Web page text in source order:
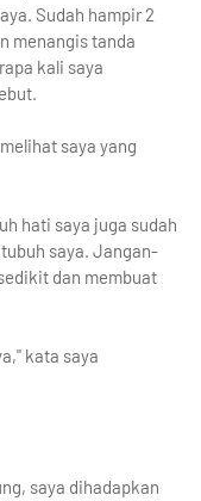
Sudah hampir 2
menangis tanda
kali saya
saya yang
hati saya juga sudah
saya. Jangan-
dan membuat
kata saya
saya dihadapkan